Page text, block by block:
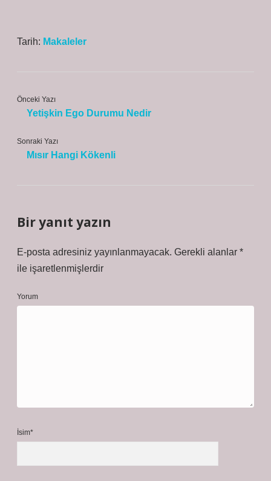
Tarih: Makaleler
Önceki Yazı
Yetişkin Ego Durumu Nedir
Sonraki Yazı
Mısır Hangi Kökenli
Bir yanıt yazın
E-posta adresiniz yayınlanmayacak. Gerekli alanlar *
ile işaretlenmişlerdir
Yorum
İsim*